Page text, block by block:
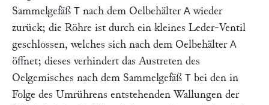
Sammelgefäß T nach dem Oelbehälter A wieder
zurück; die Röhre ist durch ein kleines Leder-Ventil
geschlossen, welches sich nach dem Oelbehälter A
öffnet; dieses verhindert das Austreten des
Oelgemisches nach dem Sammelgefäß T bei den in
Folge des Umrührens entstehenden Wallungen der